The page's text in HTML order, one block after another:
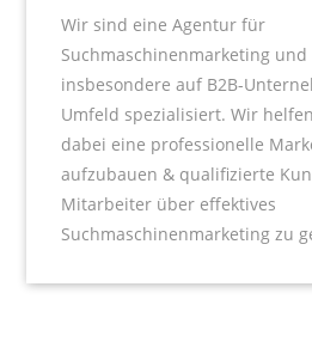
Wir sind eine Agentur für
Suchmaschinenmarketing
insbesondere auf B2B-
Umfeld spezialisiert. Wir
dabei eine professionelle
aufzubauen & qualifizierte
Mitarbeiter über effektives
Suchmaschinenmarketing zu